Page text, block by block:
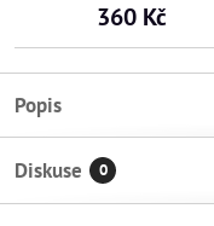
360 Kč
Popis
Diskuse 0